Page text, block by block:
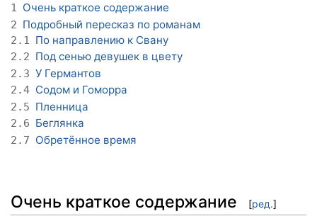
1 Очень краткое содержание
2 Подробный пересказ по романам
2.1 По направлению к Свану
2.2 Под сенью девушек в цвету
2.3 У Германтов
2.4 Содом и Гоморра
2.5 Пленница
2.6 Беглянка
2.7 Обретённое время
Очень краткое содержание [ред.]